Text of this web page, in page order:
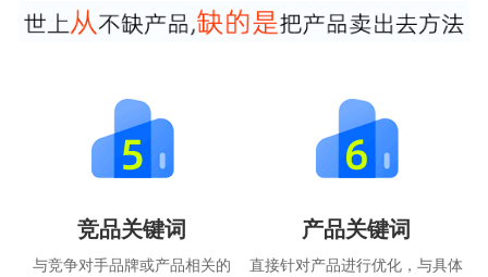
竞品关键词
与竞争对手品牌或产品相关的
产品关键词
直接针对产品进行优化，与具体